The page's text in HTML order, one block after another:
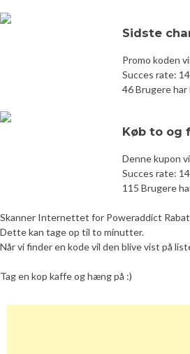
Sidste
Promo koden
Succes rate:
46 Brugere
Køb to og
Denne kupon
Succes rate:
115 Brugere
Skanner Internettet for Poweraddict
Dette kan tage op til to minutter.
Når vi finder en kode vil den blive vist på
Tag en kop kaffe og hæng på :)